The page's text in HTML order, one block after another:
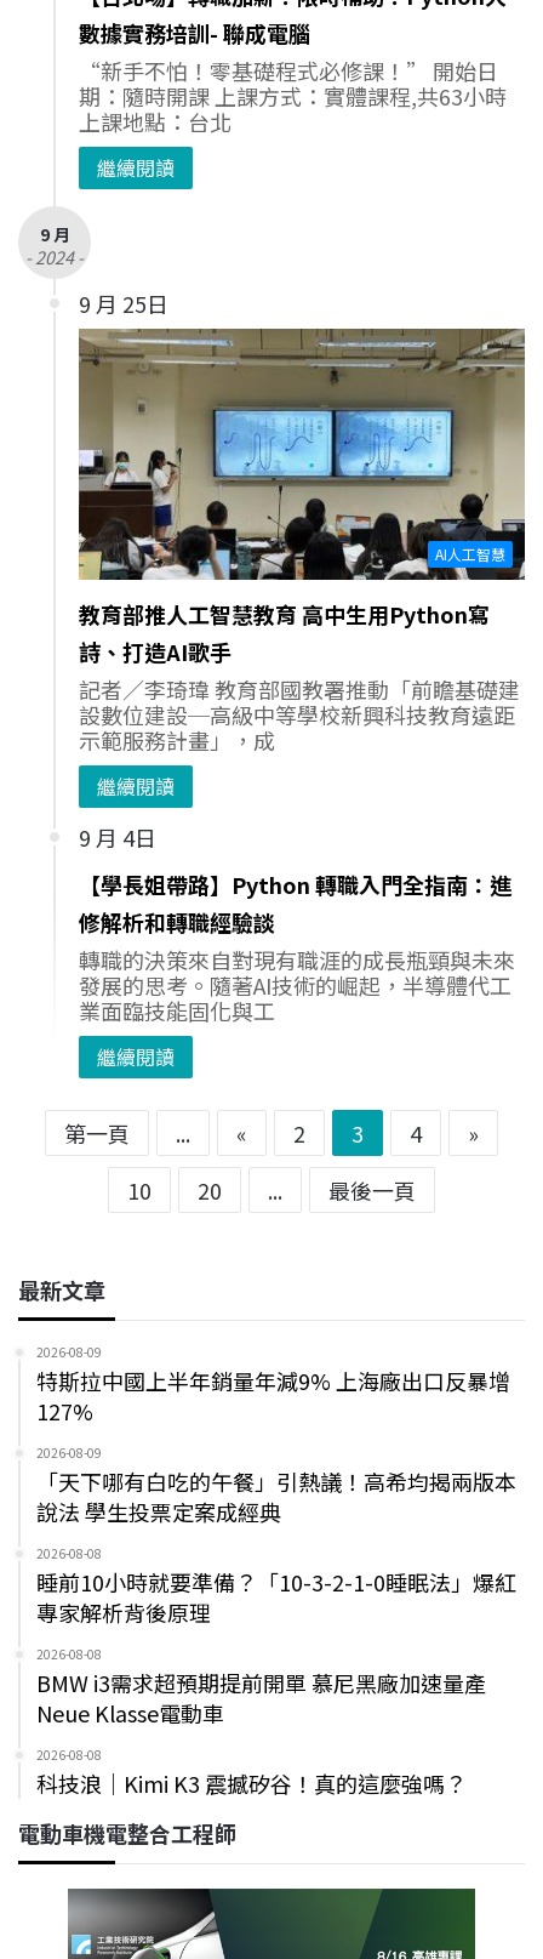
數據實務培訓- 聯成電腦
“新手不怕！零基礎程式必修課！” 開始日
期：隨時開課 上課方式：實體課程,共63小時
上課地點：台北
繼續閱讀
9 月
- 2024 -
9 月 25日
AI人工智慧
教育部推人工智慧教育 高中生用Python寫
詩、打造AI歌手
記者／李琦瑋 教育部國教署推動「前瞻基礎建
設數位建設─高級中等學校新興科技教育遠距
示範服務計畫」，成
繼續閱讀
9 月 4日
【學長姐帶路】Python 轉職入門全指南：進
修解析和轉職經驗談
轉職的決策來自對現有職涯的成長瓶頸與未來
發展的思考。隨著AI技術的崛起，半導體代工
業面臨技能固化與工
繼續閱讀
第一頁 ... « 2 3 4
»
10
20 ... 最後一頁
最新文章
2026-08-09
特斯拉中國上半年銷量年減9% 上海廠出口反暴增
127%
2026-08-09
「天下哪有白吃的午餐」引熱議！高希均揭兩版本
說法 學生投票定案成經典
2026-08-08
睡前10小時就要準備？「10-3-2-1-0睡眠法」爆紅
專家解析背後原理
2026-08-08
BMW i3需求超預期提前開單 慕尼黑廠加速量產
Neue Klasse電動車
2026-08-08
科技浪｜Kimi K3 震撼矽谷！真的這麼強嗎？
電動車機電整合工程師